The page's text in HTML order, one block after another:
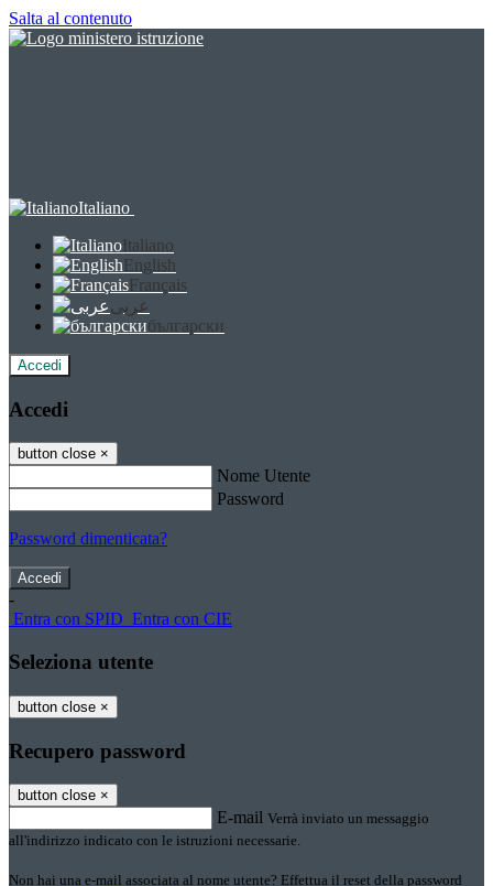
Salta al contenuto
Italiano
Italiano
English
Français
عربى
български
Accedi
Accedi
button close ×
Nome Utente
Password
Password dimenticata?
-
Entra con SPID Entra con CIE
Seleziona utente
button close ×
Recupero password
button close ×
E-mail Verrà inviato un messaggio
all'indirizzo indicato con le istruzioni necessarie.
Non hai una e-mail associata al nome utente? Effettua il reset della password